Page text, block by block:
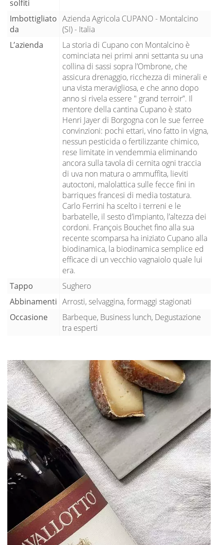
solfiti
Imbottigliato
da
Azienda Agricola CUPANO - Montalcino
(SI) - Italia
L’azienda
La storia di Cupano con Montalcino è
cominciata nei primi anni settanta su una
collina di sassi sopra l’Ombrone, che
assicura drenaggio, ricchezza di minerali e
una vista meravigliosa, e che anno dopo
anno si rivela essere " grand terroir”. Il
mentore della cantina Cupano è stato
Henri Jayer di Borgogna con le sue ferree
convinzioni: pochi ettari, vino fatto in vigna,
nessun pesticida o fertilizzante chimico,
rese limitate in vendemmia eliminando
ancora sulla tavola di cernita ogni traccia
di uva non matura o ammuffita, lieviti
autoctoni, malolattica sulle fecce fini in
barriques francesi di media tostatura.
Carlo Ferrini ha scelto i terreni e le
barbatelle, il sesto d’impianto, l’altezza dei
cordoni. François Bouchet fino alla sua
recente scomparsa ha iniziato Cupano alla
biodinamica, la biodinamica semplice ed
efficace di un vecchio vagnaiolo quale lui
era.
Tappo
Sughero
Abbinamenti Arrosti, selvaggina, formaggi stagionati
Occasione
Barbeque, Business lunch, Degustazione
tra esperti